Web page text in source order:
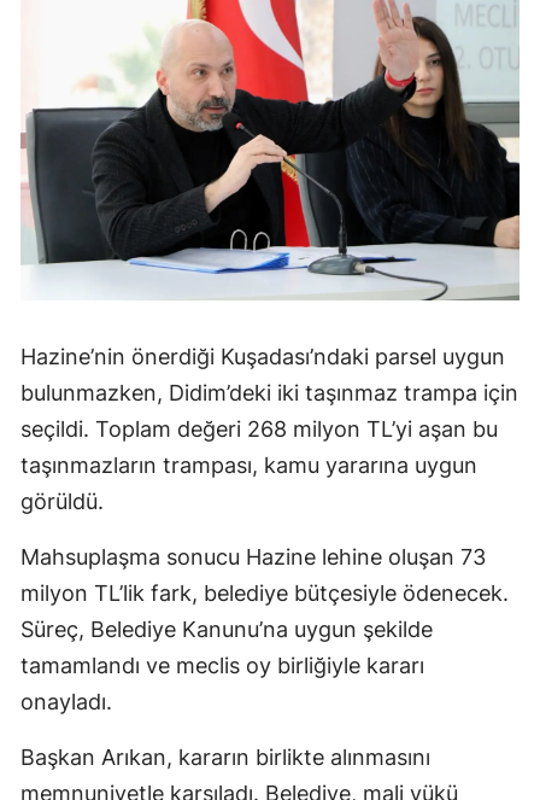
Hazine’nin önerdiği Kuşadası’ndaki parsel uygun
bulunmazken, Didim’deki iki taşınmaz trampa için
seçildi. Toplam değeri 268 milyon TL’yi aşan bu
taşınmazların trampası, kamu yararına uygun
görüldü.
Mahsuplaşma sonucu Hazine lehine oluşan 73
milyon TL’lik fark, belediye bütçesiyle ödenecek.
Süreç, Belediye Kanunu’na uygun şekilde
tamamlandı ve meclis oy birliğiyle kararı
onayladı.
Başkan Arıkan, kararın birlikte alınmasını
memnuniyetle karşıladı. Belediye, mali yükü